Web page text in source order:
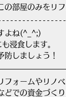
部屋のみをリフ
よね(^_^;)
浸食します。
しましょう！
ォームやリノ
での資金づく